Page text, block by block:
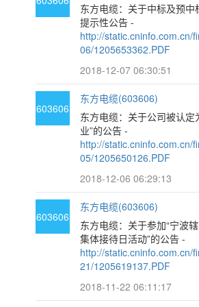
东方电缆：关于中标及预
提示性公告 -
http://static.cninfo.com.cn/
06/1205653362.PDF
2018-12-07 06:30:51
603606
东方电缆(603606)
东方电缆：关于公司被认定
业”的公告 -
http://static.cninfo.com.cn/
05/1205650126.PDF
2018-12-06 06:29:13
603606
东方电缆(603606)
东方电缆：关于参加“宁波
集体接待日活动”的公告 -
http://static.cninfo.com.cn/
21/1205619137.PDF
2018-11-22 06:11:17